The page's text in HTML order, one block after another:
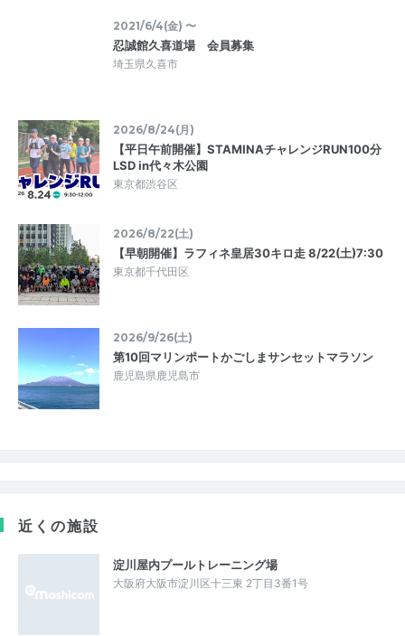
2021/6/4(金) 〜
忍誠館久喜道場 会員募集
埼玉県久喜市
2026/8/24(月)
【平日午前開催】STAMINAチャレンジRUN100分
LSD in代々木公園
東京都渋谷区
2026/8/22(土)
【早朝開催】ラフィネ皇居30キロ走 8/22(土)7:30
東京都千代田区
2026/9/26(土)
第10回マリンポートかごしまサンセットマラソン
鹿児島県鹿児島市
近くの施設
淀川屋内プールトレーニング場
大阪府大阪市淀川区十三東 2丁目3番1号